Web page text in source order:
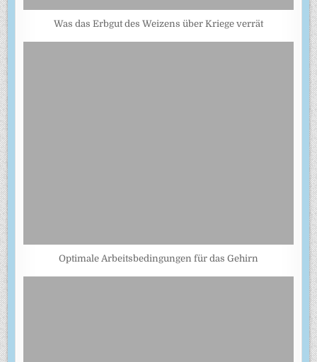
Was das Erbgut des Weizens über Kriege verrät
Optimale Arbeitsbedingungen für das Gehirn